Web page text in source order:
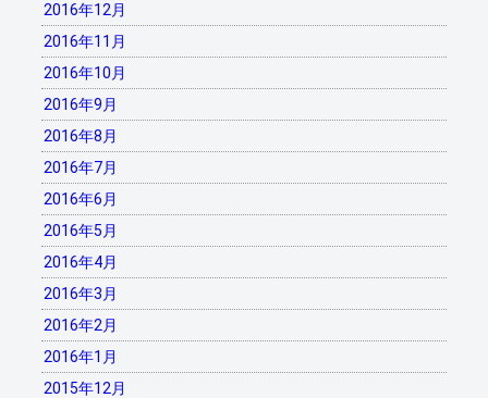
2016年12月
2016年11月
2016年10月
2016年9月
2016年8月
2016年7月
2016年6月
2016年5月
2016年4月
2016年3月
2016年2月
2016年1月
2015年12月